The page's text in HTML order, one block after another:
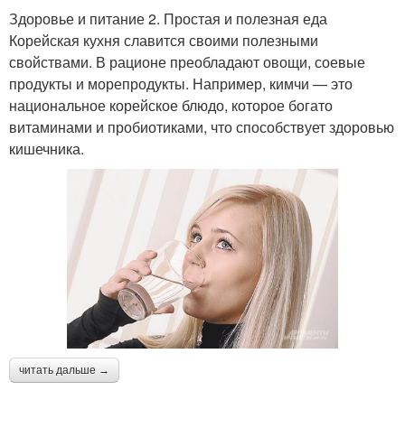
Здоровье и питание 2. Простая и полезная еда
Корейская кухня славится своими полезными
свойствами. В рационе преобладают овощи, соевые
продукты и морепродукты. Например, кимчи — это
национальное корейское блюдо, которое богато
витаминами и пробиотиками, что способствует здоровью
кишечника.
читать дальше →